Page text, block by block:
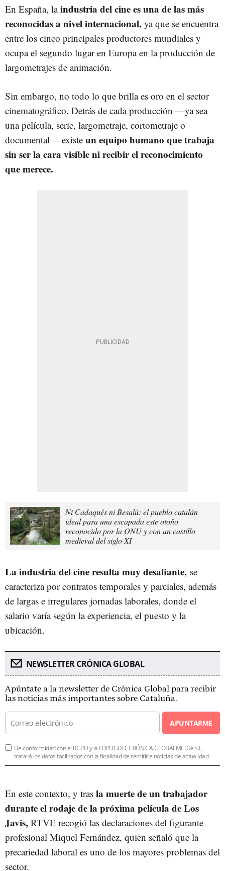
En España, laindustria del cine es una de las más
reconocidas a nivel internacional, ya que se encuentra
entre los cinco principales productores mundiales y
ocupa el segundo lugar en Europa en la producción de
largometrajes de animación.
Sin embargo, no todo lo que brilla es oro en el sector
cinematográfico. Detrás de cada producción —ya sea
una película, serie, largometraje, cortometraje o
documental— existe un equipo humano que trabaja
sin ser la cara visible ni recibir el reconocimiento
que merece.
Ni Cadaqués ni Besalú: el pueblo catalán
ideal para una escapada este otoño
reconocido por la ONU y con un castillo
medieval del siglo XI
La industria del cine resulta muy desafiante, se
caracteriza por contratos temporales y parciales, además
de largas e irregulares jornadas laborales, donde el
salario varía según la experiencia, el puesto y la
ubicación.
NEWSLETTER CRÓNICA GLOBAL
Apúntate a la newsletter de Crónica Global para recibir
las noticias más importantes sobre Cataluña.
APUNTARME
De conformidad con el RGPD y la LOPDGDD, CRÓNICA GLOBALMEDIA S.L.
tratará los datos facilitados con la finalidad de remitirle noticias de actualidad.
En este contexto, y tras la muerte de un trabajador
durante el rodaje de la próxima película de Los
Javis, RTVE recogió las declaraciones del figurante
profesional Miquel Fernández, quien señaló que la
precariedad laboral es uno de los mayores problemas del
sector.